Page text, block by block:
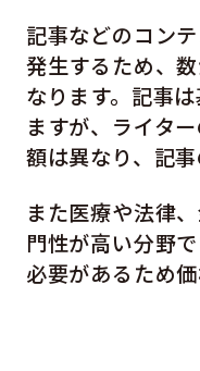
記事などのコン
発生するため、
なります。記事
ますが、ライタ
額は異なり、記事
また医療や法律
門性が高い分野
必要があるため